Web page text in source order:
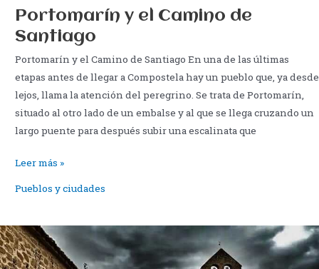
Portomarín y el Camino de
Santiago
Portomarín y el Camino de Santiago En una de las últimas
etapas antes de llegar a Compostela hay un pueblo que, ya desde
lejos, llama la atención del peregrino. Se trata de Portomarín,
situado al otro lado de un embalse y al que se llega cruzando un
largo puente para después subir una escalinata que
Portomarín
de
Santiago
Leer más »
Pueblos y ciudades